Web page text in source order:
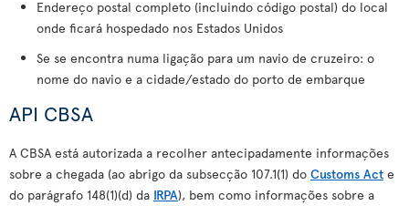
Endereço postal completo (incluindo código postal) do local
onde ficará hospedado nos Estados Unidos
Se se encontra numa ligação para um navio de cruzeiro: o
nome do navio e a cidade/estado do porto de embarque
API CBSA
A CBSA está autorizada a recolher antecipadamente informações
sobre a chegada (ao abrigo da subsecção 107.1(1) do Customs Act e
do parágrafo 148(1)(d) da IRPA), bem como informações sobre a